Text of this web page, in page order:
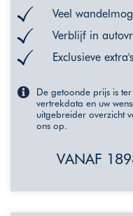
Veel
Verblijf in
Exclusieve extra's
De getoonde prijs is
vertrekdata en uw
uitgebreider overzicht
ons op.
VANAF